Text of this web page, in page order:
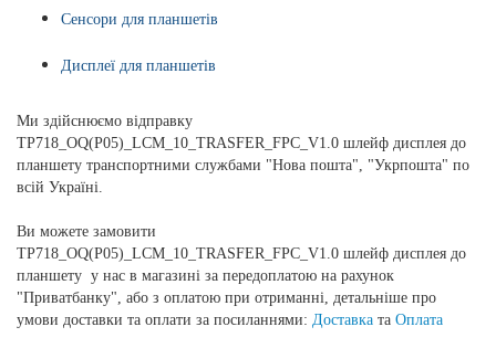
Сенсори для планшетів
Дисплеї для планшетів
Ми здійснюємо відправку
TP718_OQ(P05)_LCM_10_TRASFER_FPC_V1.0 шлейф дисплея до
планшету транспортними службами "Нова пошта", "Укрпошта" по
всій Україні.
Ви можете замовити
TP718_OQ(P05)_LCM_10_TRASFER_FPC_V1.0 шлейф дисплея до
планшету у нас в магазині за передоплатою на рахунок
"Приватбанку", або з оплатою при отриманні, детальніше про
умови доставки та оплати за посиланнями: Доставка та Оплата